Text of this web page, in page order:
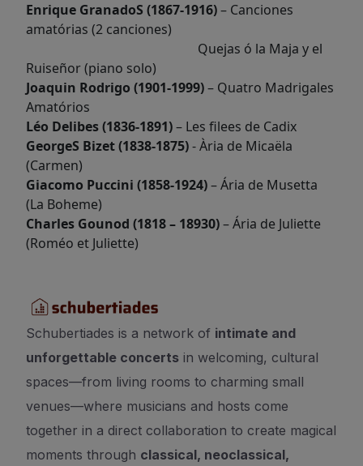
Enrique GranadoS (1867-1916)– Canciones
amatórias (2 canciones)
Quejas ó la Maja y el
Ruiseñor (piano solo)
Joaquin Rodrigo (1901-1999)– Quatro Madrigales
Amatórios
Léo Delibes (1836-1891)– Les filees de Cadix
GeorgeS Bizet (1838-1875)- Ària de Micaëla
(Carmen)
Giacomo Puccini (1858-1924)– Ária de Musetta
(La Boheme)
Charles Gounod (1818 – 18930)– Ária de Juliette
(Roméo et Juliette)
Schubertiades is a network of intimate and
unforgettable concerts in welcoming, cultural
spaces—from living rooms to charming small
venues—where musicians and hosts come
together in a direct collaboration to create magical
moments through classical, neoclassical,